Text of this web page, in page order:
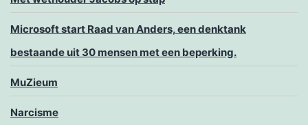
Microsoft start Raad van Anders, een denktank
bestaande uit 30 mensen met een beperking.
MuZieum
Narcisme